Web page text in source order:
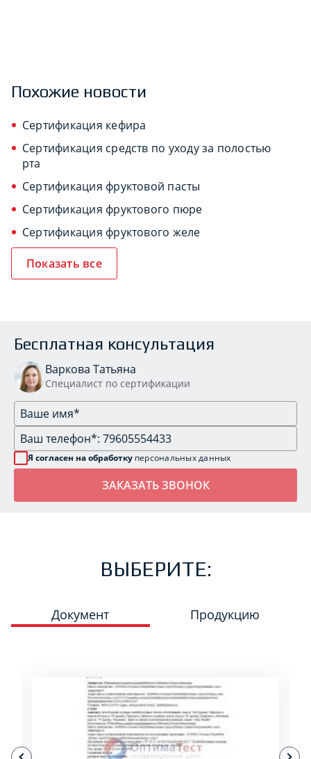
Похожие новости
Сертификация кефира
Сертификация средств по уходу за полостью
рта
Сертификация фруктовой пасты
Сертификация фруктового пюре
Сертификация фруктового желе
Показать все
Бесплатная консультация
Варкова Татьяна
Специалист по сертификации
Я согласен на обработку персональных данных
ВЫБЕРИТЕ:
Документ Продукцию